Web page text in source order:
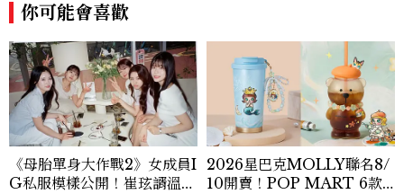
你可能會喜歡
《母胎單身大作戰2》女成員I
G私服模樣公開！崔玹諝溫柔
2026星巴克MOLLY聯名8/
10開賣！POP MART 6款